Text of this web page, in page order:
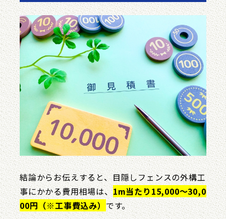
結論からお伝えすると、目隠しフェンスの外構工
事にかかる費用相場は、1m当たり15,000〜30,0
00円（※工事費込み） です。